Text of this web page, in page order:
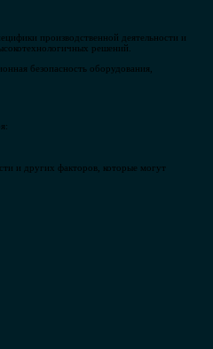
производственной деятельности и
решений.
безопасность оборудования,
и других факторов, которые могут